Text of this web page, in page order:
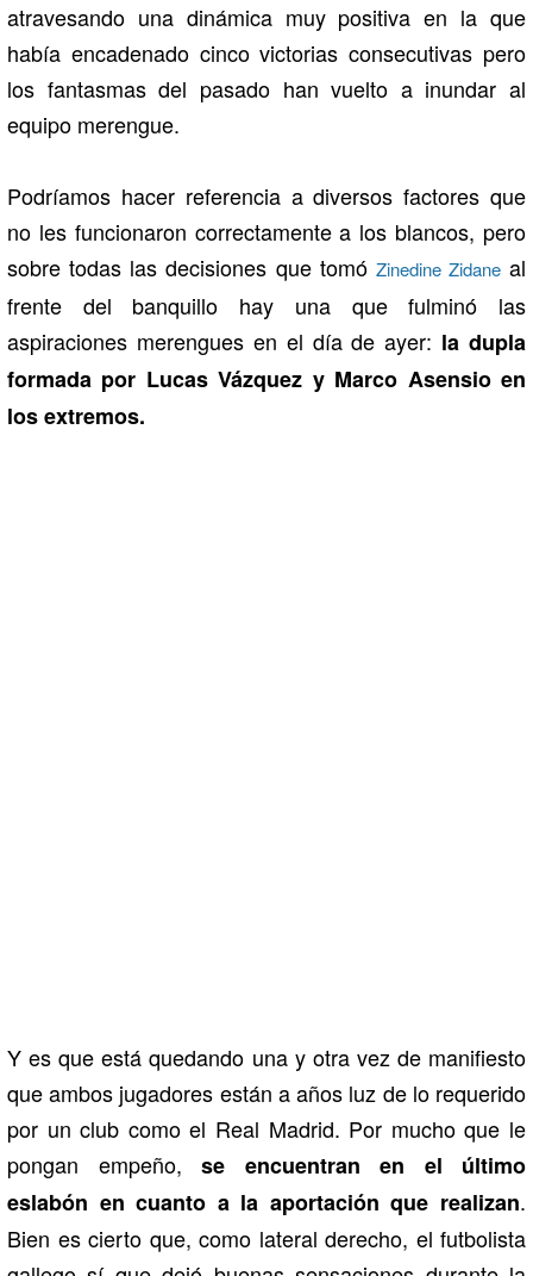
atravesando una dinámica muy positiva en la que
había encadenado cinco victorias consecutivas pero
los fantasmas del pasado han vuelto a inundar al
equipo merengue.
Podríamos hacer referencia a diversos factores que
no les funcionaron correctamente a los blancos, pero
sobre todas las decisiones que tomó Zinedine Zidaneal
frente del banquillo hay una que fulminó las
aspiraciones merengues en el día de ayer: la dupla
formada por Lucas Vázquez y Marco Asensio en
los extremos.
Y es que está quedando una y otra vez de manifiesto
que ambos jugadores están a años luz de lo requerido
por un club como el Real Madrid. Por mucho que le
pongan empeño, se encuentran en el último
eslabón en cuanto a la aportación que realizan.
Bien es cierto que, como lateral derecho, el futbolista